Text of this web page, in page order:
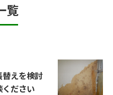
覧
替えを検討
ださい